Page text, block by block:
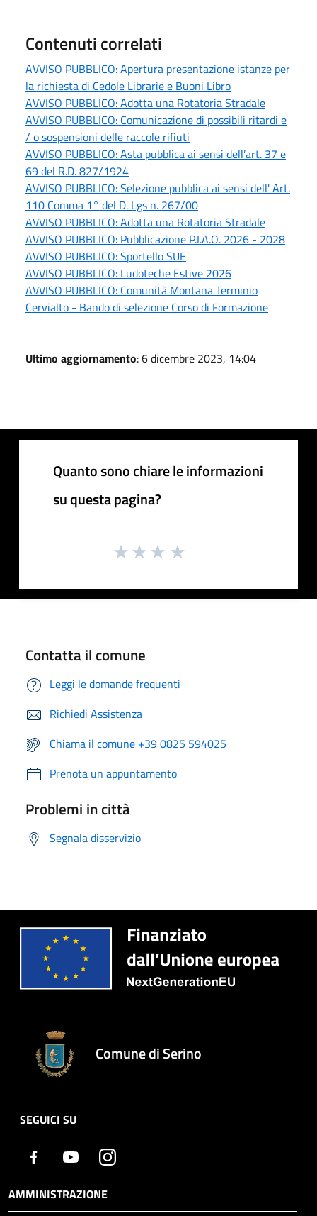
Contenuti correlati
AVVISO PUBBLICO: Apertura presentazione istanze per
la richiesta di Cedole Librarie e Buoni Libro
AVVISO PUBBLICO: Adotta una Rotatoria Stradale
AVVISO PUBBLICO: Comunicazione di possibili ritardi e
/ o sospensioni delle raccole rifiuti
AVVISO PUBBLICO: Asta pubblica ai sensi dell’art. 37 e
69 del R.D. 827/1924
AVVISO PUBBLICO: Selezione pubblica ai sensi dell' Art.
110 Comma 1° del D. Lgs n. 267/00
AVVISO PUBBLICO: Adotta una Rotatoria Stradale
AVVISO PUBBLICO: Pubblicazione P.I.A.O. 2026 - 2028
AVVISO PUBBLICO: Sportello SUE
AVVISO PUBBLICO: Ludoteche Estive 2026
AVVISO PUBBLICO: Comunità Montana Terminio
Cervialto - Bando di selezione Corso di Formazione
Ultimo aggiornamento: 6 dicembre 2023, 14:04
Quanto sono chiare le informazioni
su questa pagina?
Contatta il comune
Leggi le domande frequenti
Richiedi Assistenza
Chiama il comune +39 0825 594025
Prenota un appuntamento
Problemi in città
Segnala disservizio
Comune di Serino
SEGUICI SU
Facebook YoutubeInstagram
AMMINISTRAZIONE